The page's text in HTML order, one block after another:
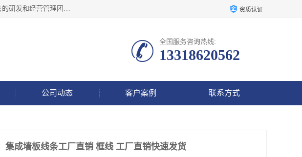
清远市鑫叶新型装饰材料有限公司批量供应：集成墙板等产品，清远市鑫叶新型装饰材料有限公司拥有完善的研发和经营管理团队，取得有70多项证书。不断让研发科技成果惠及全人类，用新材料保护自然资源，让人类生活居住健康与自然发展相和谐。全国统一热线电话：*。 资质认证
全国服务咨询热线:
13318620562
公司动态 客户案例 联系方式
集成墙板线条工厂直销 框线 工厂直销快速发货